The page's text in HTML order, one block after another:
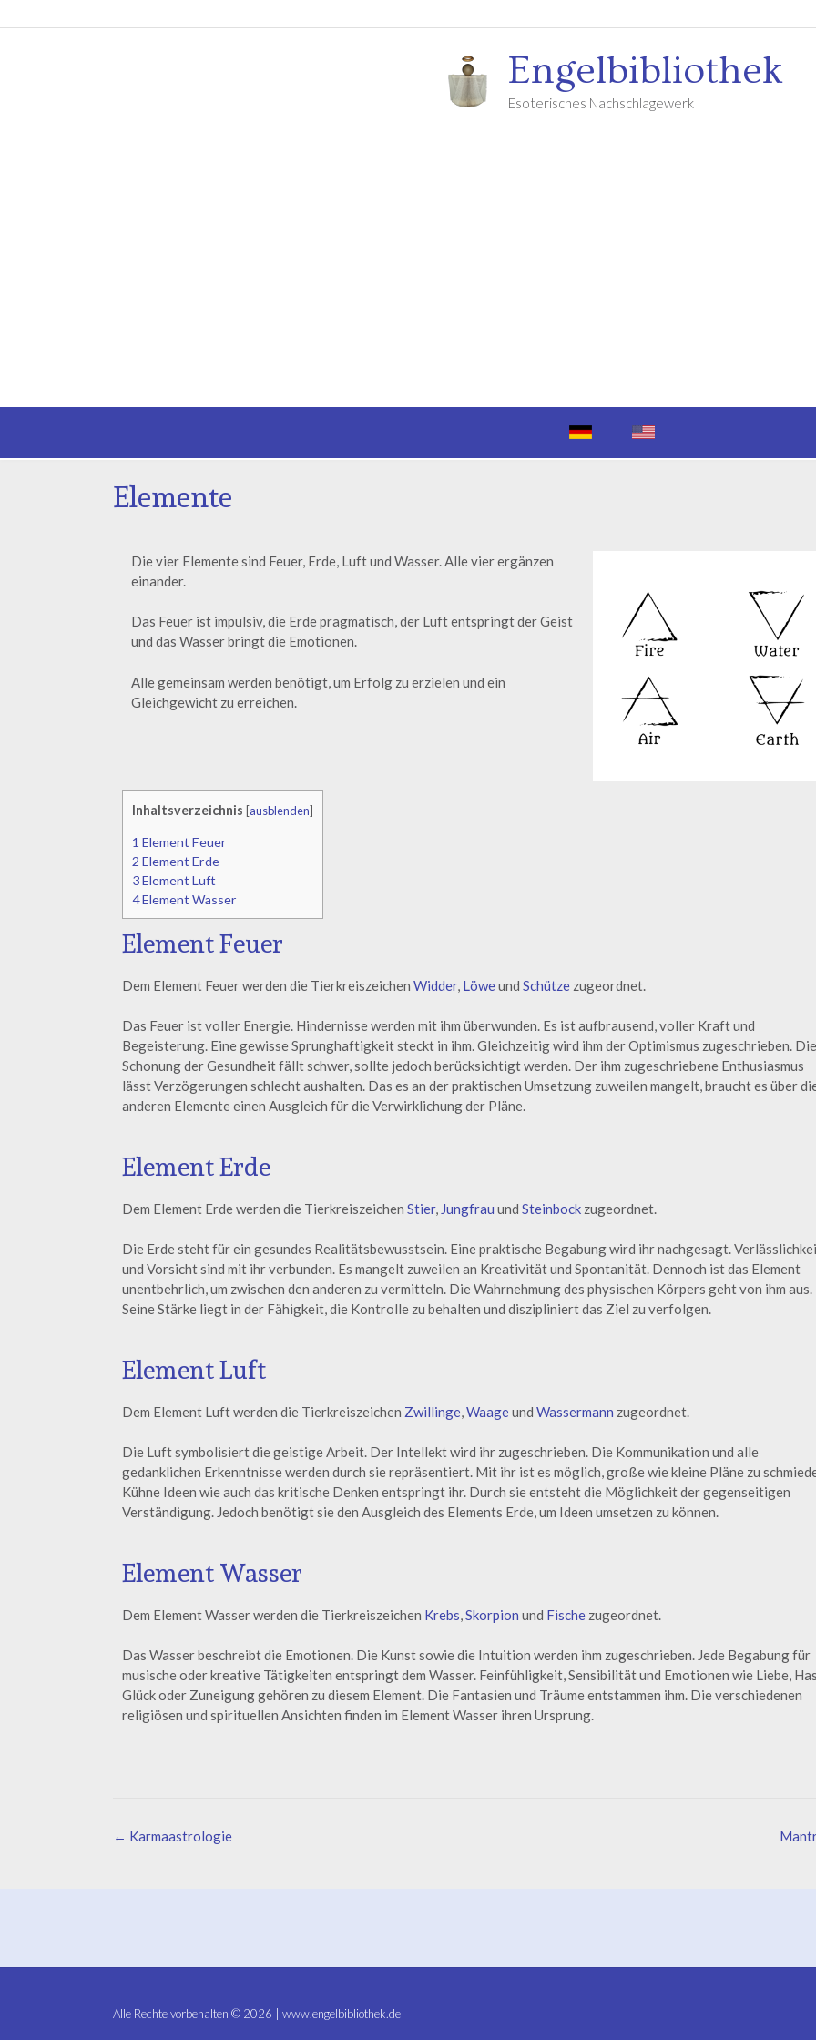
Engelbibliothek
Esoterisches Nachschlagewerk
Elemente
Die vier Elemente sind Feuer, Erde, Luft und Wasser. Alle vier ergänzen
einander.
Das Feuer ist impulsiv, die Erde pragmatisch, der Luft entspringt der Geist
und das Wasser bringt die Emotionen.
Alle gemeinsam werden benötigt, um Erfolg zu erzielen und ein
Gleichgewicht zu erreichen.
Inhaltsverzeichnis [ausblenden]
1 Element Feuer
2 Element Erde
3Element Luft
4Element Wasser
Element Feuer
Dem Element Feuer werden die Tierkreiszeichen Widder, Löweund Schütze zugeordnet.
Das Feuer ist voller Energie. Hindernisse werden mit ihm überwunden. Es ist aufbrausend, voller Kraft und
Begeisterung. Eine gewisse Sprunghaftigkeit steckt in ihm. Gleichzeitig wird ihm der Optimismus zugeschrieben. Die
Schonung der Gesundheit fällt schwer, sollte jedoch berücksichtigt werden. Der ihm zugeschriebene Enthusiasmus
lässt Verzögerungen schlecht aushalten. Das es an der praktischen Umsetzung zuweilen mangelt, braucht es über
anderen Elemente einen Ausgleich für die Verwirklichung der Pläne.
Element Erde
Dem Element Erde werden die Tierkreiszeichen Stier, Jungfrau und Steinbock zugeordnet.
Die Erde steht für ein gesundes Realitätsbewusstsein. Eine praktische Begabung wird ihr nachgesagt.
und Vorsicht sind mit ihr verbunden. Es mangelt zuweilen an Kreativität und Spontanität. Dennoch ist das Element
unentbehrlich, um zwischen den anderen zu vermitteln. Die Wahrnehmung des physischen Körpers geht von ihm aus.
Seine Stärke liegt in der Fähigkeit, die Kontrolle zu behalten und diszipliniert das Ziel zu verfolgen.
Element Luft
Dem Element Luft werden die Tierkreiszeichen Zwillinge,Waageund Wassermann zugeordnet.
Die Luft symbolisiert die geistige Arbeit. Der Intellekt wird ihr zugeschrieben. Die Kommunikation und alle
gedanklichen Erkenntnisse werden durch sie repräsentiert. Mit ihr ist es möglich, große wie kleine Pläne zu
Kühne Ideen wie auch das kritische Denken entspringt ihr. Durch sie entsteht die Möglichkeit der gegenseitigen
Verständigung. Jedoch benötigt sie den Ausgleich des Elements Erde, um Ideen umsetzen zu können.
Element Wasser
Dem Element Wasser werden die Tierkreiszeichen Krebs,Skorpion und Fische zugeordnet.
Das Wasser beschreibt die Emotionen. Die Kunst sowie die Intuition werden ihm zugeschrieben. Jede Begabung für
musische oder kreative Tätigkeiten entspringt dem Wasser. Feinfühligkeit, Sensibilität und Emotionen wie Liebe,
Glück oder Zuneigung gehören zu diesem Element. Die Fantasien und Träume entstammen ihm. Die verschiedenen
religiösen und spirituellen Ansichten finden im Element Wasser ihren Ursprung.
← Karmaastrologie
Alle Rechte vorbehalten © 2026 | www.engelbibliothek.de